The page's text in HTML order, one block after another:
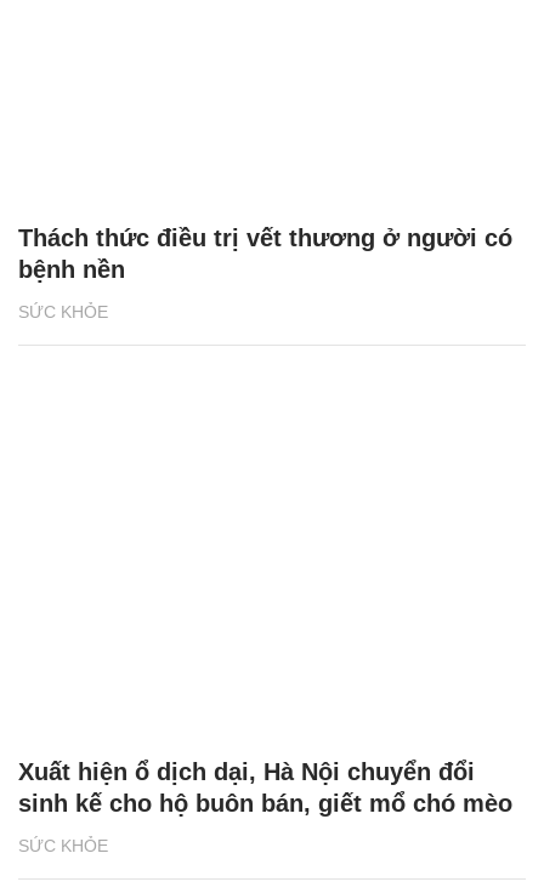
SỨC KHỎE
Thách thức điều trị vết thương ở người có
bệnh nền
SỨC KHỎE
Xuất hiện ổ dịch dại, Hà Nội chuyển đổi
sinh kế cho hộ buôn bán, giết mổ chó mèo